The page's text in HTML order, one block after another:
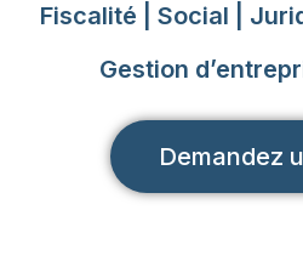
Fiscalité | Social |
Gestion
Demandez